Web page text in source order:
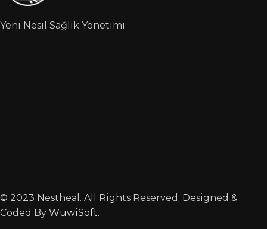
Yeni Nesil Sağlık Yönetimi
© 2023 Nestheal. All Rights Reserved. Designed &
Coded By WuwiSoft.